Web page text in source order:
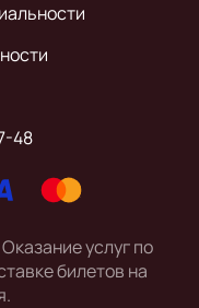
48
услуг по
билетов на